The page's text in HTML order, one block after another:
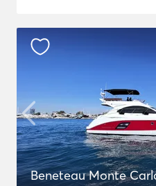
Beneteau Monte